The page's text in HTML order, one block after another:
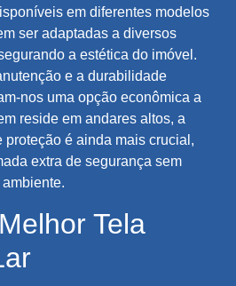
em diferentes modelos
ser adaptadas a diversos
a estética do imóvel.
e a durabilidade
nos uma opção econômica a
reside em andares altos, a
proteção é ainda mais crucial,
extra de segurança sem
Tela